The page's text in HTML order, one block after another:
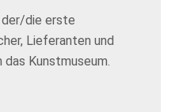
der/die erste
Lieferanten und
das Kunstmuseum.